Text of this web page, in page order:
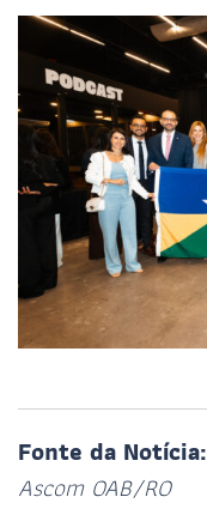
Fonte da Notícia:
Ascom OAB/RO